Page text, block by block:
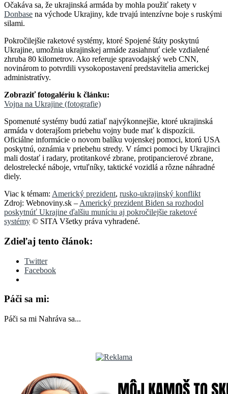
Očakáva sa, že ukrajinská armáda by mohla použiť rakety v
Donbase na východe Ukrajiny, kde trvajú intenzívne boje s ruskými
silami.
Pokročilejšie raketové systémy, ktoré Spojené štáty poskytnú
Ukrajine, umožnia ukrajinskej armáde zasiahnuť ciele vzdialené
zhruba 80 kilometrov. Ako referuje spravodajský web CNN,
novinárom to potvrdili vysokopostavení predstavitelia americkej
administratívy.
Zobraziť fotogalériu k článku:
Vojna na Ukrajine (fotografie)
Spomenuté systémy budú zatiaľ najvýkonnejšie, ktoré ukrajinská
armáda v doterajšom priebehu vojny bude mať k dispozícii.
Oficiálne informácie o novom balíku vojenskej pomoci, ktorú USA
poskytnú, oznámia v priebehu stredy. V rámci pomoci by Ukrajinci
mali dostať i radary, protitankové zbrane, protipancierové zbrane,
delostrelecké náboje, vrtuľníky, taktické vozidlá a rôzne náhradné
diely.
Viac k témam: Americký prezident, rusko-ukrajinský konflikt
Zdroj: Webnoviny.sk – Americký prezident Biden sa rozhodol
poskytnúť Ukrajine ďalšiu muníciu aj pokročilejšie raketové
systémy © SITA Všetky práva vyhradené.
Zdieľaj tento článok:
Twitter
Facebook
Páči sa mi:
Páči sa mi Nahráva sa...